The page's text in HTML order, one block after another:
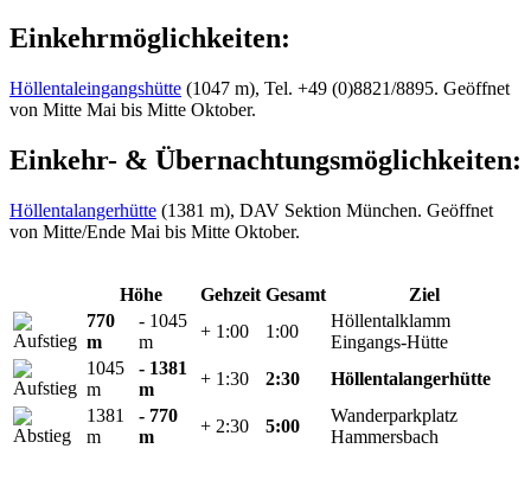
Einkehrmöglichkeiten:
Höllentaleingangshütte (1047 m), Tel. +49 (0)8821/8895. Geöffnet
von Mitte Mai bis Mitte Oktober.
Einkehr- & Übernachtungsmöglichkeiten:
Höllentalangerhütte (1381 m), DAV Sektion München. Geöffnet
von Mitte/Ende Mai bis Mitte Oktober.
Höhe Gehzeit Gesamt
Ziel
770
m
- 1045
m
+ 1:00 1:00
Höllentalklamm
Eingangs-Hütte
1045
m
- 1381
m
+ 1:30 2:30
Höllentalangerhütte
1381
m
- 770
m
+ 2:30 5:00
Wanderparkplatz
Hammersbach